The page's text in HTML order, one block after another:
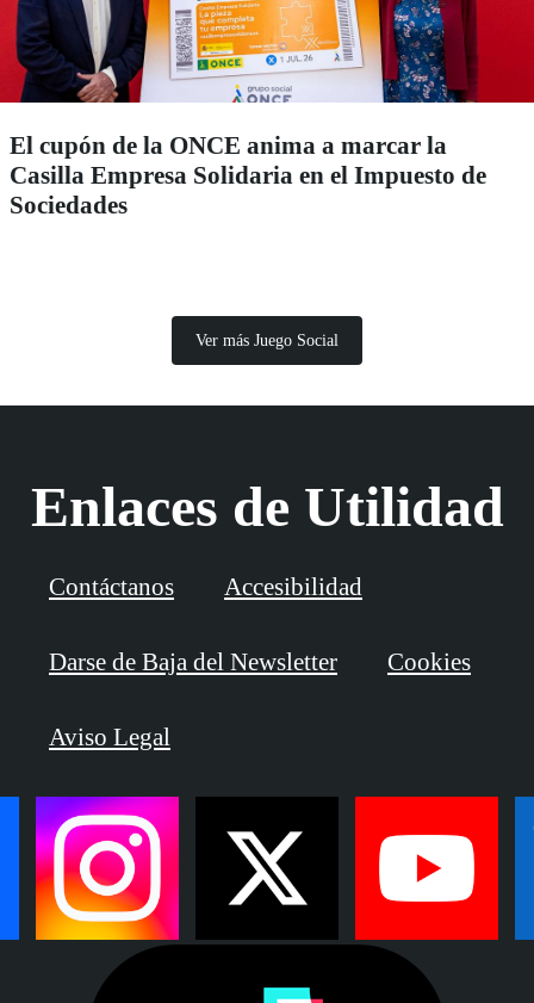
El cupón de la ONCE anima a marcar la
Casilla Empresa Solidaria en el Impuesto de
Sociedades
Ver más Juego Social
Enlaces de Utilidad
Contáctanos Accesibilidad
Darse de Baja del Newsletter Cookies
Aviso Legal